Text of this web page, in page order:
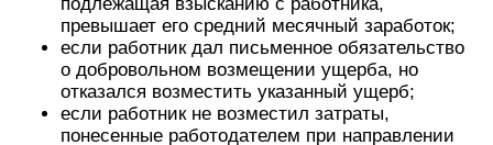
превышает его средний месячный заработок;
если работник дал письменное обязательство
о добровольном возмещении ущерба, но
отказался возместить указанный ущерб;
если работник не возместил затраты,
понесенные работодателем при направлении